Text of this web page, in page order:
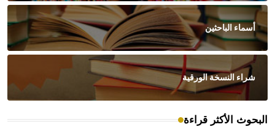
أسماء الباحثين
شراء النسخة الورقية
البحوث الأكثر قراءة